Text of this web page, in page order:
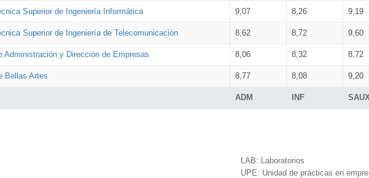
ADM INF
Superior de Ingeniería Informática 9,07 8,26 9,19
Superior de Ingeniería de Telecomunicación 8,62 8,72 9,60
Administración y Dirección de Empresas 8,06 8,32 8,72
Bellas Artes 8,77 8,08 9,20
LAB: Laboratorios
UPE: Unidad de prácticas en